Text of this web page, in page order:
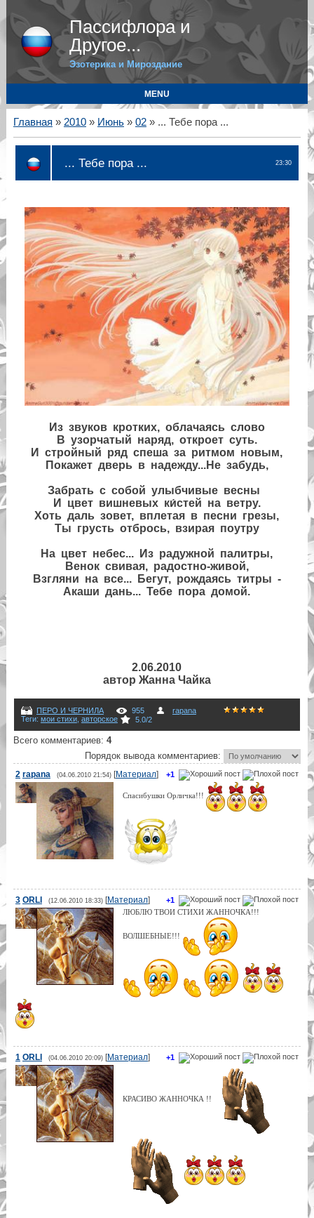
Пассифлора и
Другое...
Эзотерика и Мироздание
MENU
Главная » 2010 » Июнь » 02» ... Тебе пора ...
23:30
... Тебе пора ...
Из звуков кротких, облачаясь слово
В узорчатый наряд, откроет суть.
И стройный ряд спеша за ритмом новым,
Покажет дверь в надежду...Не забудь,
Забрать с собой улыбчивые весны
И цвет вишневых ки́стей на ветру.
Хоть даль зовет, вплетая в песни грезы,
Ты грусть отбрось, взирая поутру
На цвет небес... Из радужной палитры,
Венок свивая, радостно-живой,
Взгляни на все... Бегут, рождаясь титры -
Акаши дань... Тебе пора домой.
2.06.2010
автор Жанна Чайка
ПЕРО И ЧЕРНИЛА 955
rapana
Теги: мои стихи, авторское 5.0/2
Всего комментариев: 4
Порядок вывода комментариев:
+1
2 rapana (04.06.2010 21:54)[Материал]
Спасибушки Орличка!!!
+1
3 ORLI (12.06.2010 18:33)[Материал]
ЛЮБЛЮ ТВОИ СТИХИ ЖАННОЧКА!!!
ВОЛШЕБНЫЕ!!!
+1
1 ORLI (04.06.2010 20:09)[Материал]
КРАСИВО ЖАННОЧКА !!